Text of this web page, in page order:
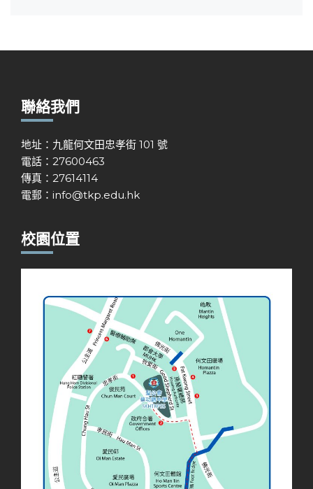
聯絡我們
地址：九龍何文田忠孝街 101 號
電話：27600463
傳真：27614114
電郵： info@tkp.edu.hk
校園位置